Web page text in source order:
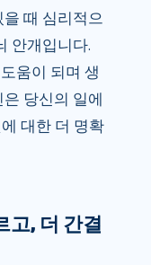
때 심리적으
안개입니다.
움이 되며 생
당신의 일에
대한 더 명확
고, 더 간결